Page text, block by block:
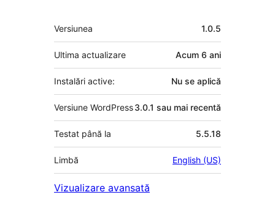
Meta
Versiunea 1.0.5
Ultima actualizare Acum 6 ani
Instalări active: Nu se aplică
Versiune WordPress3.0.1 sau mai recentă
Testat până la 5.5.18
Limbă English (US)
Vizualizare avansată